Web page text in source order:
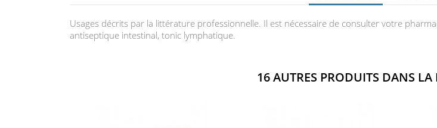
Usages décrits par la littérature professionnelle. Il est nécessaire de consulter votre
antiseptique intestinal, tonic lymphatique.
16 AUTRES PRODUITS DANS LA